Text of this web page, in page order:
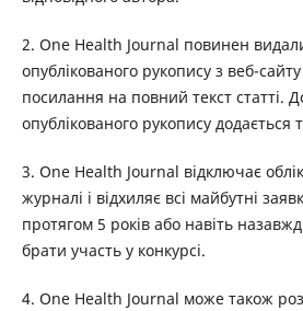
2. One Health Journal повинен
опублікованого рукопису з веб-
посилання на повний текст статті.
опублікованого рукопису додається
3. One Health Journal відключає
журналі і відхиляє всі майбутні
протягом 5 років або навіть
брати участь у конкурсі.
4. One Health Journal може також